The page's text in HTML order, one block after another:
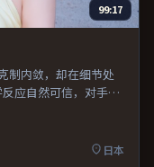
99:17
制内敛，却在细节处
应自然可信，对手戏
表达，口碑潜力不
日本